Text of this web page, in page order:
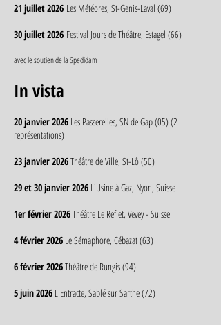
21 juillet 2026 Les Météores, St-Genis-Laval (69)
30 juillet 2026 Festival Jours de Théâtre, Estagel (66)
​​avec le soutien de la Spedidam
In vista
20 janvier 2026 Les Passerelles, SN de Gap (05) (2
représentations)
23 janvier 2026Théâtre de Ville, St-Lô (50)
29 et 30 janvier 2026 L'Usine à Gaz, Nyon, Suisse
1er février 2026Théâtre Le Reflet, Vevey - Suisse
4 février 2026 Le Sémaphore, Cébazat (63)
6 février 2026Théâtre de Rungis (94)
5 juin 2026 L'Entracte, Sablé sur Sarthe (72)